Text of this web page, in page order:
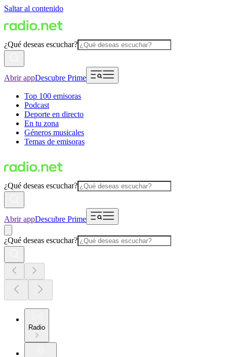
Saltar al contenido
¿Qué deseas escuchar?
Abrir appDescubre Prime
Top 100 emisoras
Podcast
Deporte en directo
En tu zona
Géneros musicales
Temas de emisoras
¿Qué deseas escuchar?
Abrir appDescubre Prime
¿Qué deseas escuchar?
Radio